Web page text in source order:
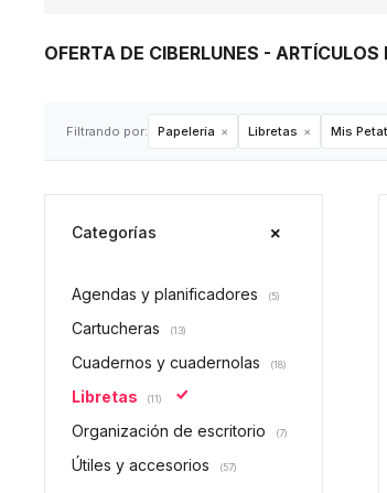
OFERTA DE CIBERLUNES -
Filtrando por: Papelería Libretas Mis
Categorías
Agendas y planificadores (5)
Cartucheras (13)
Cuadernos y cuadernolas (18)
Libretas (11)
Organización de escritorio (7)
Útiles y accesorios (57)